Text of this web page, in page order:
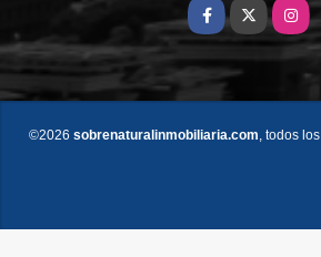
Facebook
X
©2026 sobrenaturalinmobiliaria.com, todos